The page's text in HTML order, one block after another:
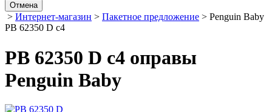
Отмена
> Интернет-магазин > Пакетное предложение > Penguin Baby
PB 62350 D c4
PB 62350 D c4 оправы
Penguin Baby